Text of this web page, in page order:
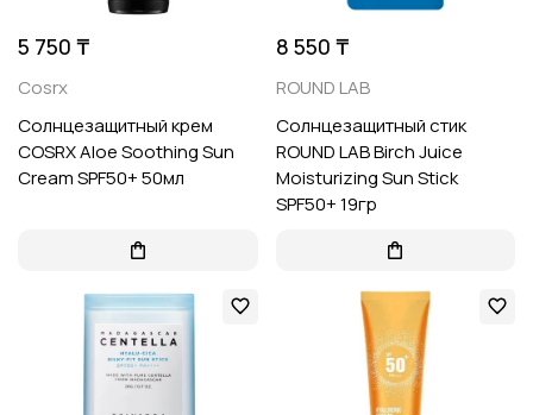
5 750 ₸
Cosrx
Солнцезащитный крем
COSRX Aloe Soothing Sun
Cream SPF50+ 50мл
8 550 ₸
ROUND LAB
Солнцезащитный стик
ROUND LAB Birch Juice
Moisturizing Sun Stick
SPF50+ 19гр